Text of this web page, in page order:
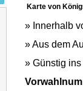
Karte von
» Innerhalb
» Aus dem
» Günstig